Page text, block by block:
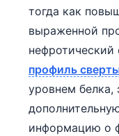
тогда как
выраженной
профиль
уровнем белка,
информацию о
Українська
O‘zbekcha
Català
Қазақ тілі